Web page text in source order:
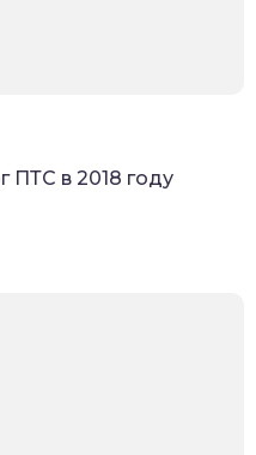
ПТС в 2018 году